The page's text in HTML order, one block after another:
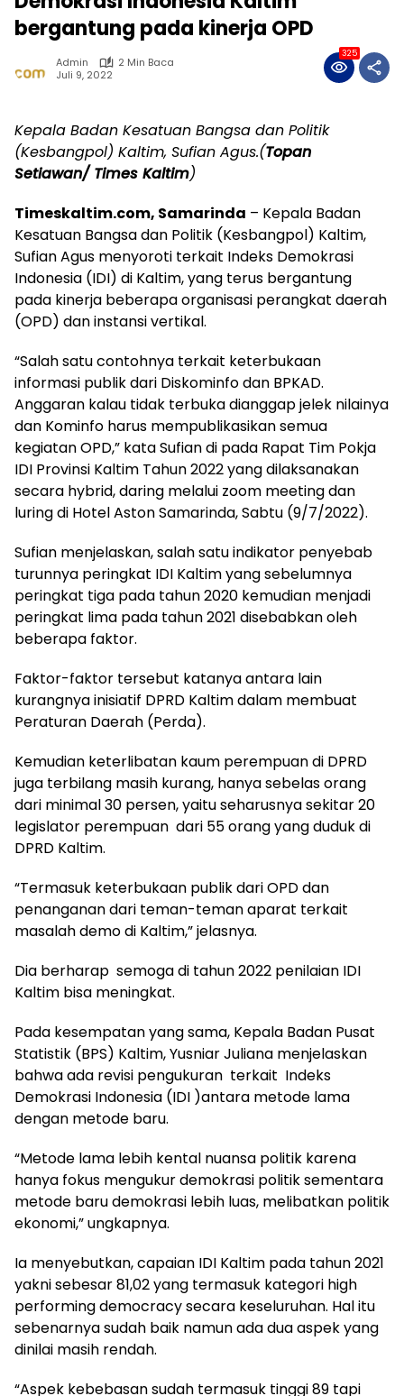
bergantung pada kinerja OPD
Admin
2 Min Baca
Juli 9, 2022
325
Kepala Badan Kesatuan Bangsa dan Politik
(Kesbangpol) Kaltim, Sufian Agus.(Topan
Setiawan/ Times Kaltim)
Timeskaltim.com, Samarinda – Kepala Badan
Kesatuan Bangsa dan Politik (Kesbangpol) Kaltim,
Sufian Agus menyoroti terkait Indeks Demokrasi
Indonesia (IDI) di Kaltim, yang terus bergantung
pada kinerja beberapa organisasi perangkat daerah
(OPD) dan instansi vertikal.
“Salah satu contohnya terkait keterbukaan
informasi publik dari Diskominfo dan BPKAD.
Anggaran kalau tidak terbuka dianggap jelek nilainya
dan Kominfo harus mempublikasikan semua
kegiatan OPD,” kata Sufian di pada Rapat Tim Pokja
IDI Provinsi Kaltim Tahun 2022 yang dilaksanakan
secara hybrid, daring melalui zoom meeting dan
luring di Hotel Aston Samarinda, Sabtu (9/7/2022).
Sufian menjelaskan, salah satu indikator penyebab
turunnya peringkat IDI Kaltim yang sebelumnya
peringkat tiga pada tahun 2020 kemudian menjadi
peringkat lima pada tahun 2021 disebabkan oleh
beberapa faktor.
Faktor-faktor tersebut katanya antara lain
kurangnya inisiatif DPRD Kaltim dalam membuat
Peraturan Daerah (Perda).
Kemudian keterlibatan kaum perempuan di DPRD
juga terbilang masih kurang, hanya sebelas orang
dari minimal 30 persen, yaitu seharusnya sekitar 20
legislator perempuan dari 55 orang yang duduk di
DPRD Kaltim.
“Termasuk keterbukaan publik dari OPD dan
penanganan dari teman-teman aparat terkait
masalah demo di Kaltim,” jelasnya.
Dia berharap semoga di tahun 2022 penilaian IDI
Kaltim bisa meningkat.
Pada kesempatan yang sama, Kepala Badan Pusat
Statistik (BPS) Kaltim, Yusniar Juliana menjelaskan
bahwa ada revisi pengukuran terkait Indeks
Demokrasi Indonesia (IDI )antara metode lama
dengan metode baru.
“Metode lama lebih kental nuansa politik karena
hanya fokus mengukur demokrasi politik sementara
metode baru demokrasi lebih luas, melibatkan politik
ekonomi,” ungkapnya.
Ia menyebutkan, capaian IDI Kaltim pada tahun 2021
yakni sebesar 81,02 yang termasuk kategori high
performing democracy secara keseluruhan. Hal itu
sebenarnya sudah baik namun ada dua aspek yang
dinilai masih rendah.
“Aspek kebebasan sudah termasuk tinggi 89 tapi